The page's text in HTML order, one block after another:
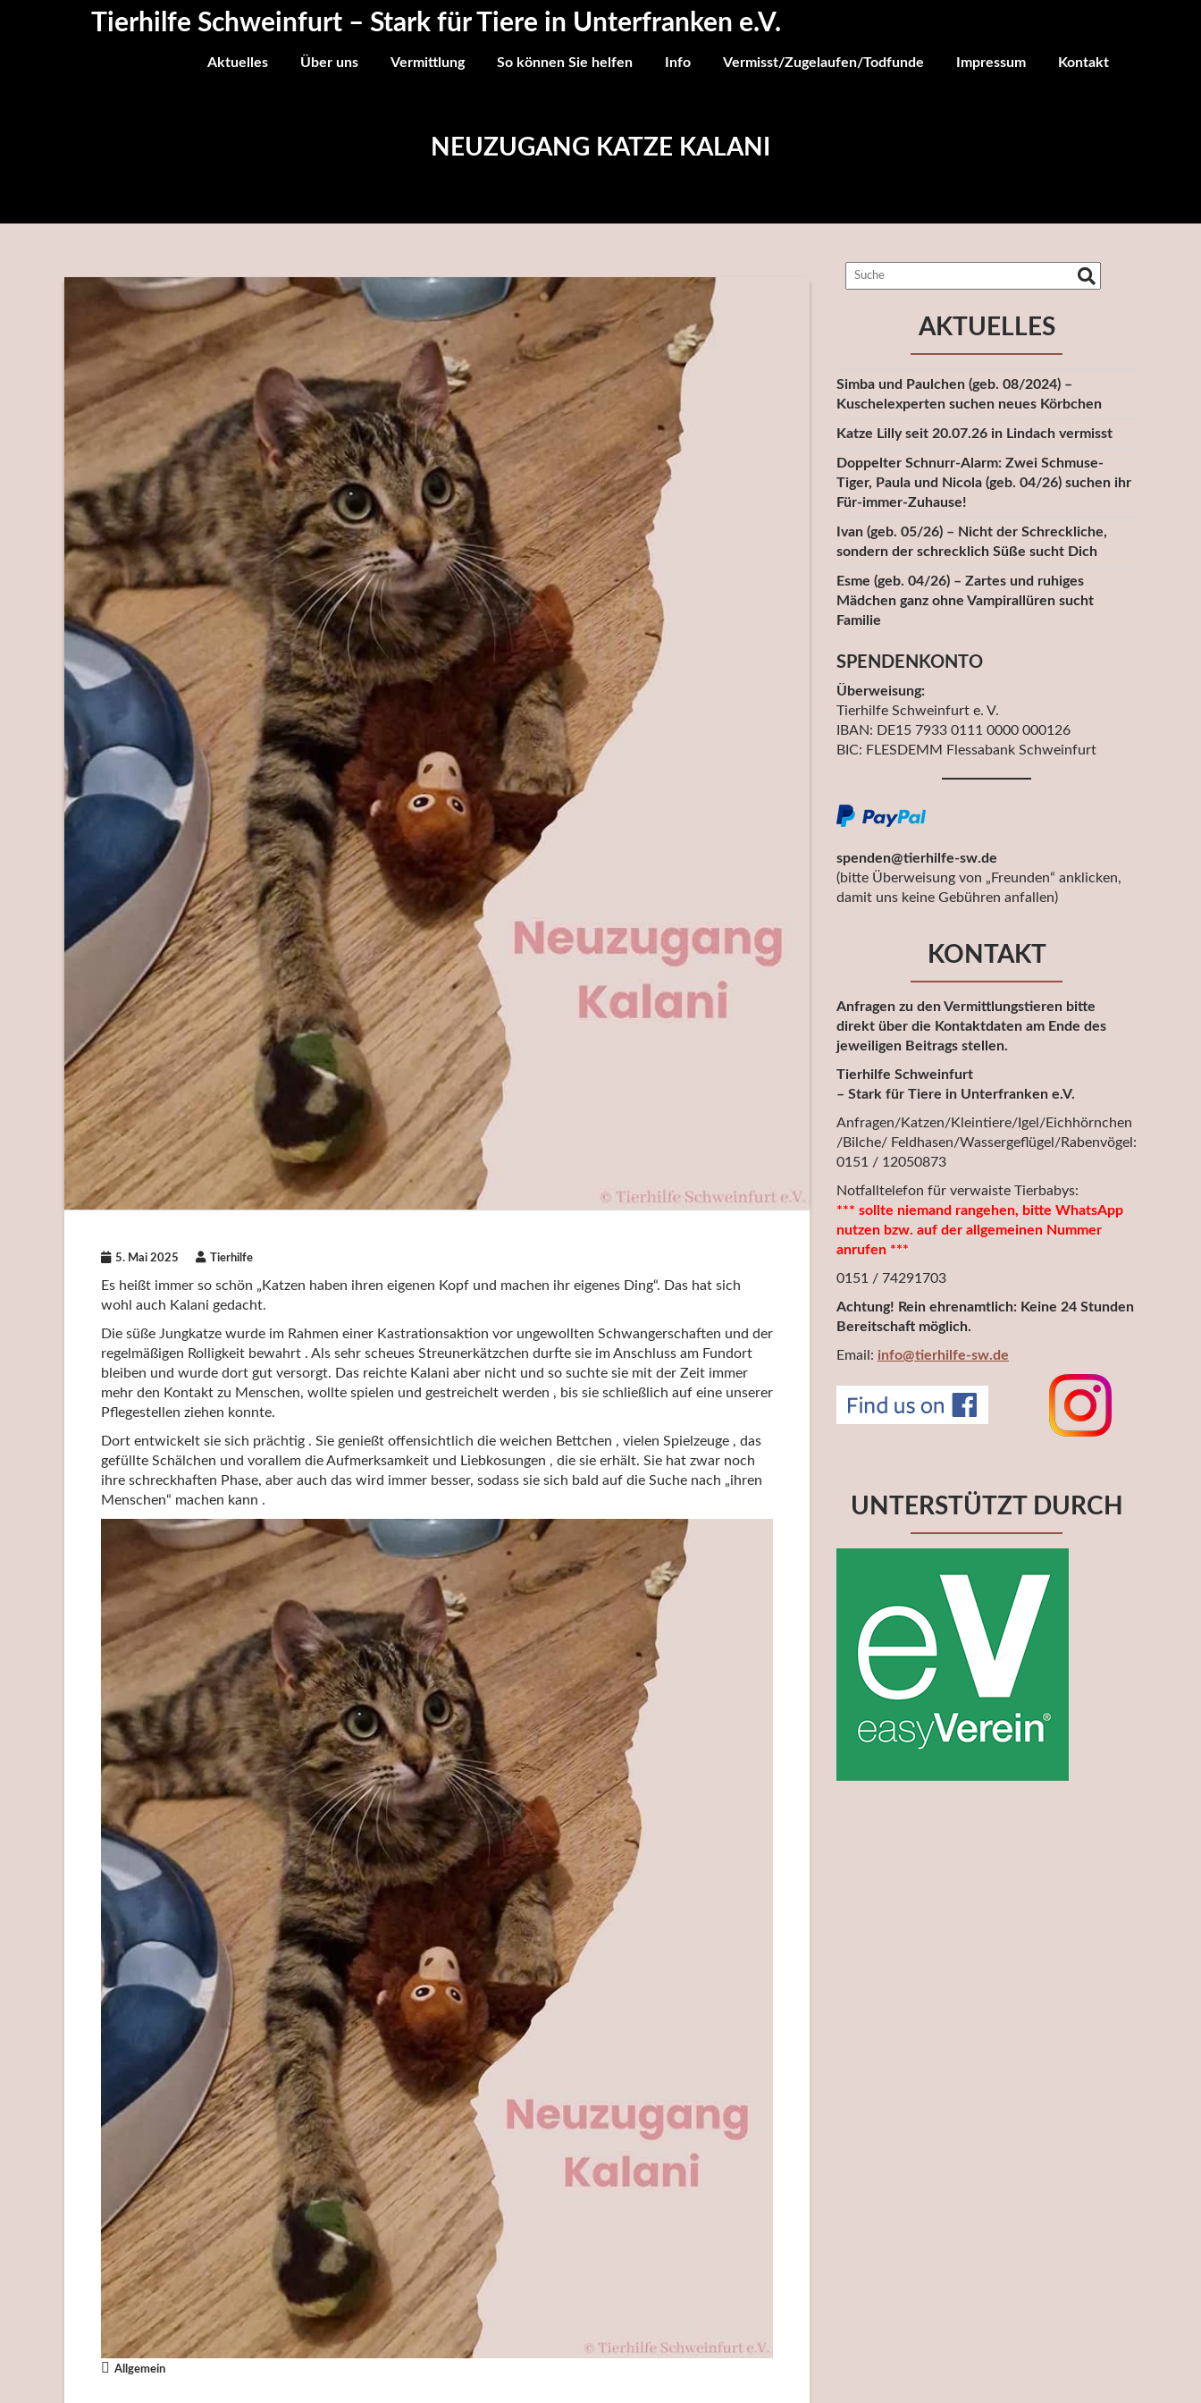
Tierhilfe Schweinfurt – Stark für Tiere in Unterfranken e.V.
Aktuelles Über uns Vermittlung So können Sie helfen Info Vermisst/Zugelaufen/Todfunde Impressum Kontakt
NEUZUGANG KATZE KALANI
5. Mai 2025 Tierhilfe
Es heißt immer so schön „Katzen haben ihren eigenen Kopf und machen ihr eigenes Ding“. Das hat sich
wohl auch Kalani gedacht.
Die süße Jungkatze wurde im Rahmen einer Kastrationsaktion vor ungewollten Schwangerschaften und der
regelmäßigen Rolligkeit bewahrt . Als sehr scheues Streunerkätzchen durfte sie im Anschluss am Fundort
bleiben und wurde dort gut versorgt. Das reichte Kalani aber nicht und so suchte sie mit der Zeit immer
mehr den Kontakt zu Menschen, wollte spielen und gestreichelt werden , bis sie schließlich auf eine unserer
Pflegestellen ziehen konnte.
Dort entwickelt sie sich prächtig . Sie genießt offensichtlich die weichen Bettchen , vielen Spielzeuge , das
gefüllte Schälchen und vorallem die Aufmerksamkeit und Liebkosungen , die sie erhält. Sie hat zwar noch
ihre schreckhaften Phase, aber auch das wird immer besser, sodass sie sich bald auf die Suche nach „ihren
Menschen“ machen kann .
Allgemein
AKTUELLES
Simba und Paulchen (geb. 08/2024) –
Kuschelexperten suchen neues Körbchen
Katze Lilly seit 20.07.26 in Lindach vermisst
Doppelter Schnurr-Alarm: Zwei Schmuse-
Tiger, Paula und Nicola (geb. 04/26) suchen ihr
Für-immer-Zuhause!
Ivan (geb. 05/26) – Nicht der Schreckliche,
sondern der schrecklich Süße sucht Dich
Esme (geb. 04/26) – Zartes und ruhiges
Mädchen ganz ohne Vampirallüren sucht
Familie
SPENDENKONTO
Überweisung:
Tierhilfe Schweinfurt e. V.
IBAN: DE15 7933 0111 0000 000126
BIC: FLESDEMM Flessabank Schweinfurt
spenden@tierhilfe-sw.de
(bitte Überweisung von „Freunden“ anklicken,
damit uns keine Gebühren anfallen)
KONTAKT
Anfragen zu den Vermittlungstieren bitte
direkt über die Kontaktdaten am Ende des
jeweiligen Beitrags stellen.
Tierhilfe Schweinfurt
– Stark für Tiere in Unterfranken e.V.
Anfragen/Katzen/Kleintiere/Igel/Eichhörnchen
/Bilche/ Feldhasen/Wassergeflügel/Rabenvögel:
0151 / 12050873
Notfalltelefon für verwaiste Tierbabys:
*** sollte niemand rangehen, bitte WhatsApp
nutzen bzw. auf der allgemeinen Nummer
anrufen ***
0151 / 74291703
Achtung! Rein ehrenamtlich: Keine 24 Stunden
Bereitschaft möglich.
Email: info@tierhilfe-sw.de
UNTERSTÜTZT DURCH